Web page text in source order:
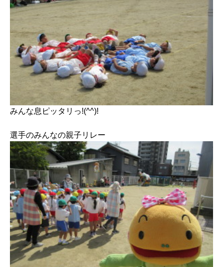
みんな息ピッタリっ!(^^)!
選手のみんなの親子リレー